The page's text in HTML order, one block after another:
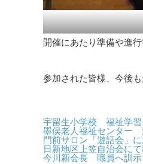
開催にあたり準備や進
参加された皆様、今後
宇留生小学校 福祉学
墨俣老人福祉センター
門前サロン「遊話会」
日新地区上笠自治会に
今川新会長 職員へ訓示